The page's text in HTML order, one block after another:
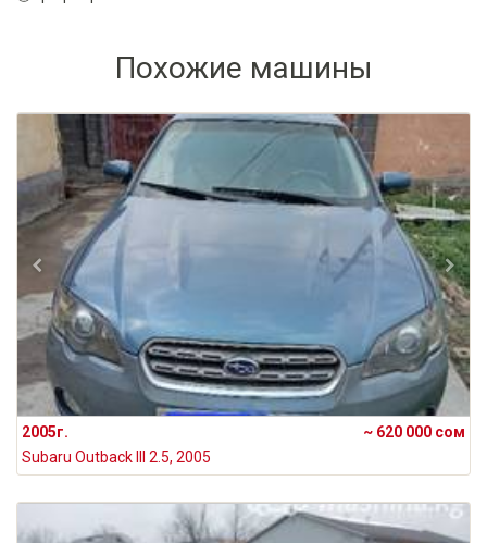
Похожие машины
2005г.
~ 620 000 сом
Subaru Outback III 2.5, 2005